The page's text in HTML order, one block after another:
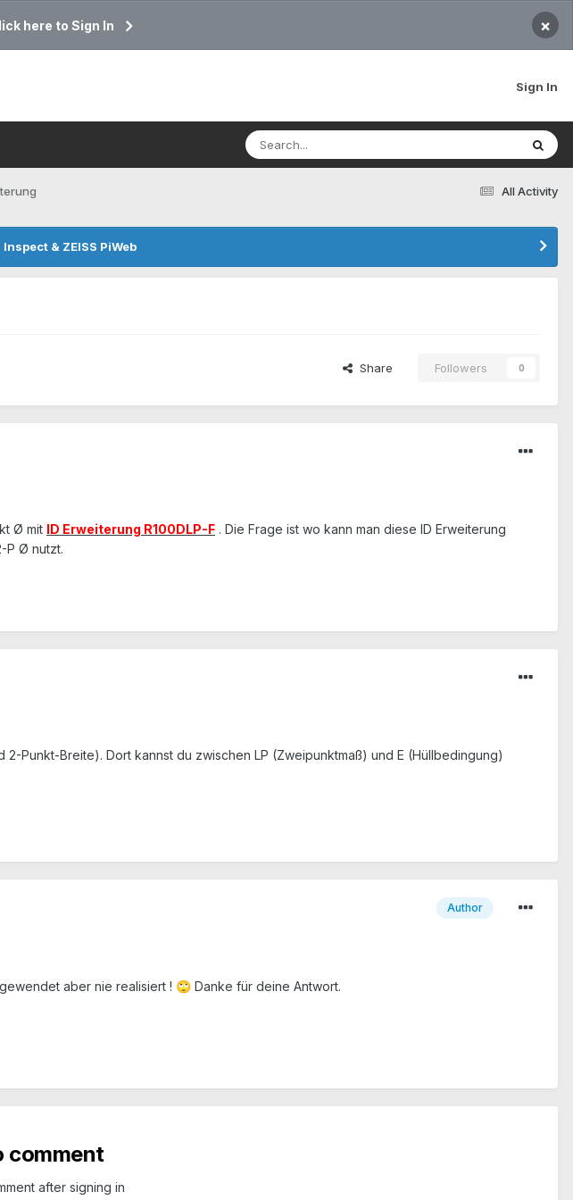
here to Sign In ×
Sign In
All Activity
& ZEISS PiWeb
Share Followers 0
Ø mit ID Erweiterung R100DLP-F . Die Frage ist wo kann man diese ID Erweiterung
P Ø nutzt.
Punkt-Breite). Dort kannst du zwischen LP (Zweipunktmaß) und E (Hüllbedingung)
Author
aber nie realisiert ! 🙄 Danke für deine Antwort.
comment
after signing in